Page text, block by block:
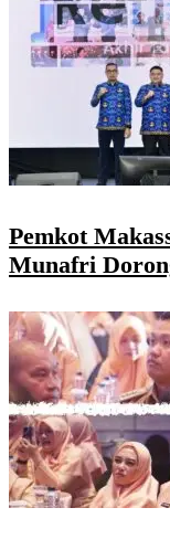
Pemkot
Munafri